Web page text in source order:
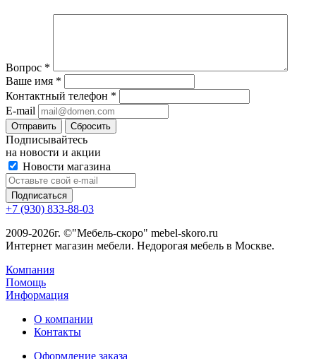
Вопрос *
Ваше имя *
Контактный телефон *
E-mail
Сбросить
Подписывайтесь
на новости и акции
Новости магазина
+7 (930) 833-88-03
2009-2026г. ©"Мебель-скоро" mebel-skoro.ru
Интернет магазин мебели. Недорогая мебель в Москве.
Компания
Помощь
Информация
О компании
Контакты
Оформление заказа